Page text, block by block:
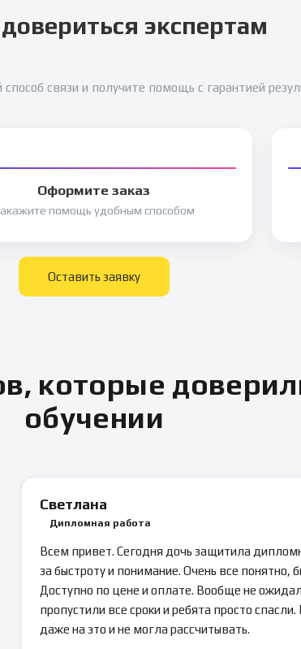
экспертам
связи и получите помощь с гарантией
Оформите заказ
помощь удобным способом
Оставить заявку
которые
обучении
Светлана
Дипломная работа
Всем привет. Сегодня дочь защитила
за быстроту и понимание. Очень все понятно,
Доступно по цене и оплате. Вообще не
пропустили все сроки и ребята просто
даже на это и не могла рассчитывать.